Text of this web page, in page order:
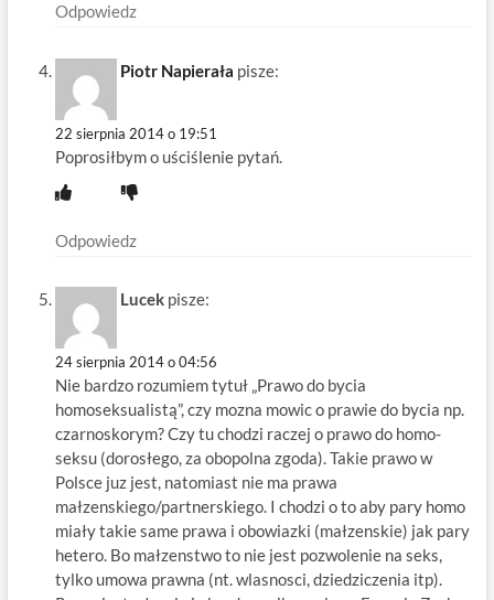
Odpowiedz
Piotr Napierała pisze:
22 sierpnia 2014 o 19:51
Poprosiłbym o uściślenie pytań.
Odpowiedz
Lucek pisze:
24 sierpnia 2014 o 04:56
Nie bardzo rozumiem tytuł „Prawo do bycia
homoseksualistą”, czy mozna mowic o prawie do bycia np.
czarnoskorym? Czy tu chodzi raczej o prawo do homo-
seksu (dorosłego, za obopolna zgoda). Takie prawo w
Polsce juz jest, natomiast nie ma prawa
małzenskiego/partnerskiego. I chodzi o to aby pary homo
miały takie same prawa i obowiazki (małzenskie) jak pary
hetero. Bo małzenstwo to nie jest pozwolenie na seks,
tylko umowa prawna (nt. wlasnosci, dziedziczenia itp).